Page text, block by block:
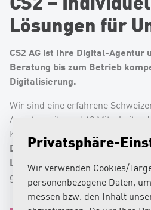
Privatsphäre-
Wir verwenden Cookies/
personenbezogene Daten,
messen bzw. den Inhalt
Lösungen für
CS2 AG ist Ihre Digital-Agentur
Beratung bis zum Betrieb
Digitalisierung.
Wir sind eine erfahrene
Agentur mit rund 40
Kernkompetenzen gehören
Digitalisierungs-Projekte,
Lösungen
sowie digitale
gegründet und wird von den